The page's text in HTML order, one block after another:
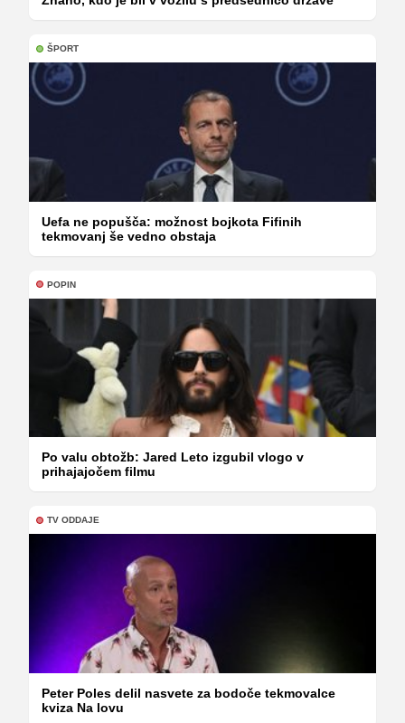
ŠPORT
Uefa ne popušča: možnost bojkota Fifinih
tekmovanj še vedno obstaja
POPIN
Po valu obtožb: Jared Leto izgubil vlogo v
prihajajočem filmu
TV ODDAJE
Peter Poles delil nasvete za bodoče tekmovalce
kviza Na lovu